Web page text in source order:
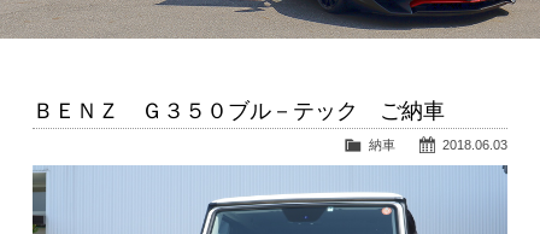
ＢＥＮＺ Ｇ３５０ブル－テック ご納車
2018.06.03
納車